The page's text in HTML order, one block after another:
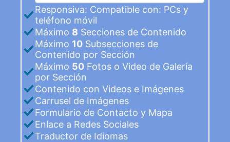
Responsiva: Compatible con: PCs y
teléfono móvil
Máximo 8 Secciones de Contenido
Máximo 10 Subsecciones de
Contenido por Sección
Máximo 50 Fotos o Video de Galería
por Sección
Contenido con Videos e Imágenes
Carrusel de Imágenes
Formulario de Contacto y Mapa
Enlace a Redes Sociales
Traductor de Idiomas